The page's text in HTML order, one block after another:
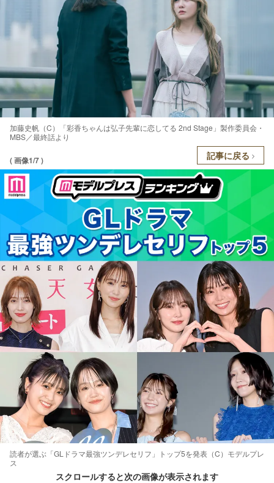
加藤史帆（C）「彩香ちゃんは弘子先輩に恋してる 2nd Stage」製作委員会・
MBS／最終話より
( 画像1/7 ) 記事に戻る
読者が選ぶ「GLドラマ最強ツンデレセリフ」トップ5を発表（C）モデルプレ
ス
スクロールすると次の画像が表示されます